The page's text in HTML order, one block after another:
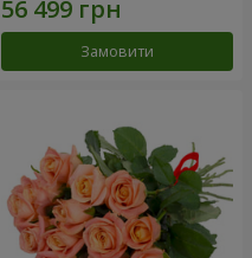
Замовити